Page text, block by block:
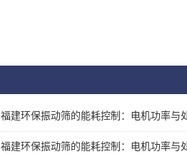
福建环保振动筛的能耗控制：电机功率与
福建环保振动筛的能耗控制：电机功率与